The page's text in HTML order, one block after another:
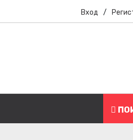
Вход /